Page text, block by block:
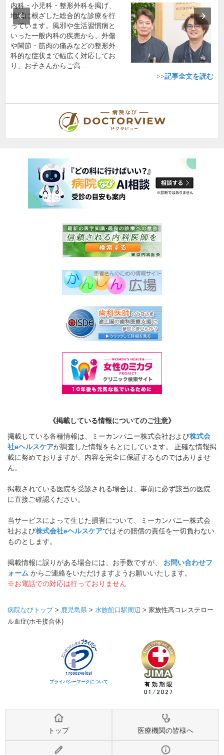
内科・小児科・整形外科を掲げ、
地域に根ざした総合的な診療を行
っています。風邪や生活習慣病と
いった一般内科の疾患から、外傷
や関節・筋肉の痛みなどの整形外
科的な症状まで幅広く対応してお
り、お子さんからご高…
>>記事全文を読む
《掲載している情報についてのご注意》
掲載している各種情報は、ミーカンパニー株式会社および株式会
社eヘルスケアが調査した情報をもとにしています。 正確な情報掲
載に努めておりますが、内容を完全に保証するものではありませ
ん。
掲載されている医院を受診される場合は、事前に必ず該当の医院
に直接ご確認ください。
当サービスによって生じた損害について、ミーカンパニー株式会
社および株式会社eヘルスケアではその賠償の責任を一切負わない
ものとします。
掲載情報に誤りがある場合には、お手数ですが、 お問い合わせフ
ォーム からご連絡をいただけますようお願いいたします。
※お電話での対応は行っておりません
病院なびトップ> 鹿児島県 > 水族館口駅周辺 > 家族性高コレステロー
ル血症(ホモ接合体)
プライバシーマークについて
トップ 医療機関の皆様へ